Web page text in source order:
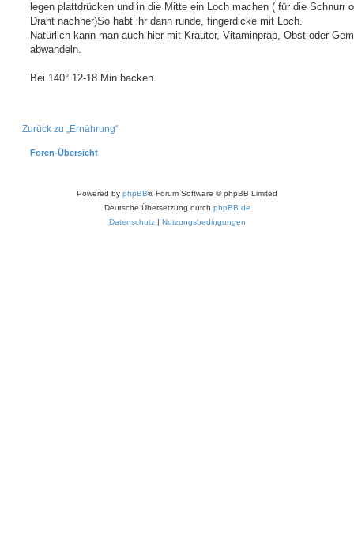
legen plattdrücken und in die Mitte ein Loch machen ( für die Schnurr
Draht nachher)So habt ihr dann runde, fingerdicke mit Loch.
Natürlich kann man auch hier mit Kräuter, Vitaminpräp, Obst oder
abwandeln.
Bei 140° 12-18 Min backen.
Zurück zu „Ernährung“
Foren-Übersicht
Powered by phpBB® Forum Software © phpBB Limited
Deutsche Übersetzung durch phpBB.de
Datenschutz| Nutzungsbedingungen